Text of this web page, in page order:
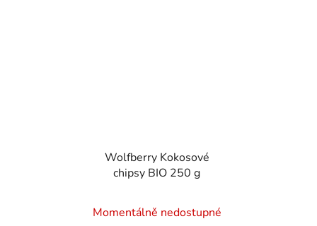
Wolfberry Kokosové
chipsy BIO 250 g
Momentálně nedostupné